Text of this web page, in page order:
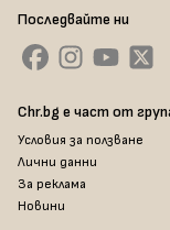
Последвайте ни
Chr.bg е част от
Условия за ползване
Лични данни
За реклама
Новини